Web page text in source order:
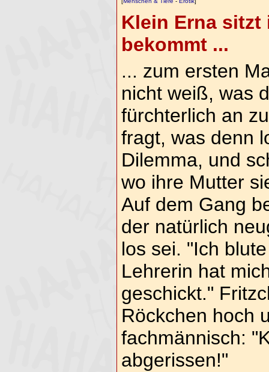
Klein Erna sitzt
bekommt ...
... zum ersten
nicht weiß, was
fürchterlich an
fragt, was denn
Dilemma, und
wo ihre Mutter
Auf dem Gang
der natürlich
los sei. "Ich
Lehrerin hat
geschickt."
Röckchen hoch
fachmännisch:
abgerissen!"